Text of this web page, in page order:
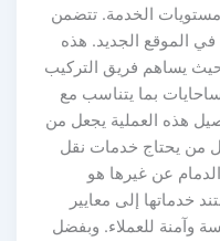
الخدمة. تتضمن
الموقع الجديد. هذه
يساهم فريق التركيب
بما يتناسب مع
هذه العملية يجعل من
من يحتاج خدمات نقل
عن غيرها هو
خدماتها إلى معايير
للعملاء. وبفضل